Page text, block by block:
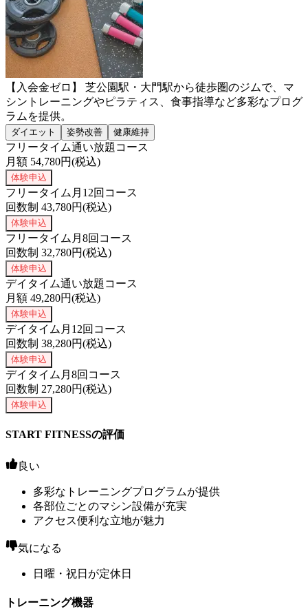
【入会金ゼロ】 芝公園駅・大門駅から徒歩圏のジムで、マ
シントレーニングやピラティス、食事指導など多彩なプログ
ラムを提供。
ダイエット 姿勢改善 健康維持
フリータイム通い放題コース
月額 54,780円(税込)
体験申込
フリータイム月12回コース
回数制 43,780円(税込)
体験申込
フリータイム月8回コース
回数制 32,780円(税込)
体験申込
デイタイム通い放題コース
月額 49,280円(税込)
体験申込
デイタイム月12回コース
回数制 38,280円(税込)
体験申込
デイタイム月8回コース
回数制 27,280円(税込)
体験申込
START FITNESSの評価
良い
多彩なトレーニングプログラムが提供
各部位ごとのマシン設備が充実
アクセス便利な立地が魅力
気になる
日曜・祝日が定休日
トレーニング機器